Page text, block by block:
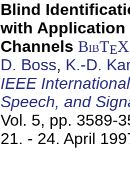
Blind
with Application
Channels BibTEX
D. Boss, K.-D.
IEEE
Speech, and
Vol. 5, pp. 3589-
21. - 24. April